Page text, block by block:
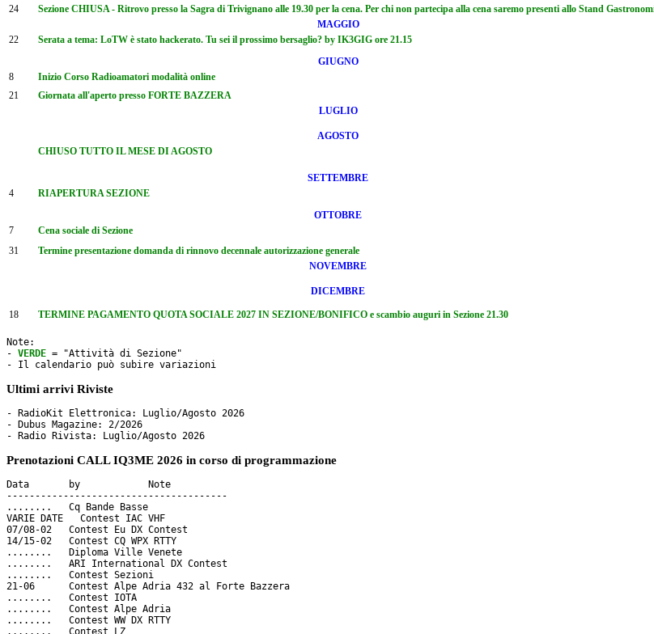
24
Sezione CHIUSA - Ritrovo presso la Sagra di Trivignano alle 19.30 per la cena. Per chi non partecipa alla cena saremo presenti allo Stand
MAGGIO
22
Serata a tema: LoTW è stato hackerato. Tu sei il prossimo bersaglio? by IK3GIG ore 21.15
GIUGNO
8
Inizio Corso Radioamatori modalità online
21
Giornata all'aperto presso FORTE BAZZERA
LUGLIO
AGOSTO
CHIUSO TUTTO IL MESE DI AGOSTO
SETTEMBRE
4
RIAPERTURA SEZIONE
OTTOBRE
7
Cena sociale di Sezione
31
Termine presentazione domanda di rinnovo decennale autorizzazione generale
NOVEMBRE
DICEMBRE
18 TERMINE PAGAMENTO QUOTA SOCIALE 2027 IN SEZIONE/BONIFICO e scambio auguri in Sezione 21.30
Note:
- VERDE = "Attività di Sezione"
- Il calendario può subire variazioni
Ultimi arrivi Riviste
- RadioKit Elettronica: Luglio/Agosto 2026
- Dubus Magazine: 2/2026
Prenotazioni CALL IQ3ME 2026 in corso di programmazione
Data       by     	 Note
---------------------------------------
........   Cq Bande Basse
VARIE DATE   Contest IAC VHF
07/08-02   Contest Eu DX Contest
14/15-02   Contest CQ WPX RTTY
........   Diploma Ville Venete
........   ARI International DX Contest
........   Contest Sezioni
21-06      Contest Alpe Adria 432 al Forte Bazzera
........   Contest IOTA
........   Contest Alpe Adria
........   Contest WW DX RTTY